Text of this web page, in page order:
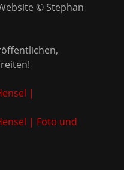
© Stephan
|
| Foto und